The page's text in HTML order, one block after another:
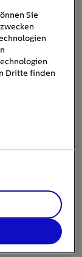
deren Dach
nicht dem
02
Sie
Dritte finden